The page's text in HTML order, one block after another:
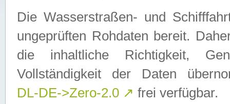
Die Wasserstraßen- und
ungeprüften Rohdaten bereit.
die inhaltliche Richtigkeit,
Vollständigkeit der Daten
DL-DE->Zero-2.0 ↗ frei verfügbar.